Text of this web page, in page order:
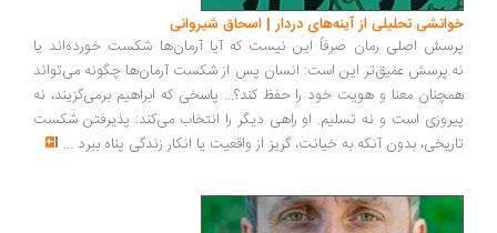
تحلیلی از آینه‌های دردار | اسحاق شیروانی
اصلی رمان صرفاً این نیست که آیا آرمان‌ها شکست خورده‌اند یا
عمیق‌تر این است: انسان پس از شکست آرمان‌ها چگونه می‌تواند
معنا و هویت خود را حفظ کند؟... پاسخی که ابراهیم برمی‌گزیند، نه
است و نه تسلیم. او راهی دیگر را انتخاب می‌کند: پذیرفتن شکست
بدون آنکه به خیانت، گریز از واقعیت یا انکار زندگی پناه ببرد...